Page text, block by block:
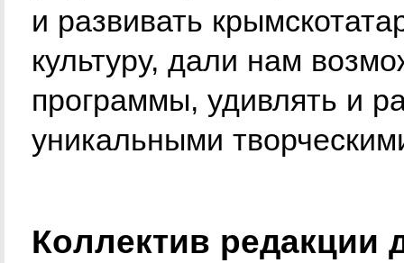
и развивать
культуру, дали нам
программы, удивлять и
уникальными
Коллектив редакции